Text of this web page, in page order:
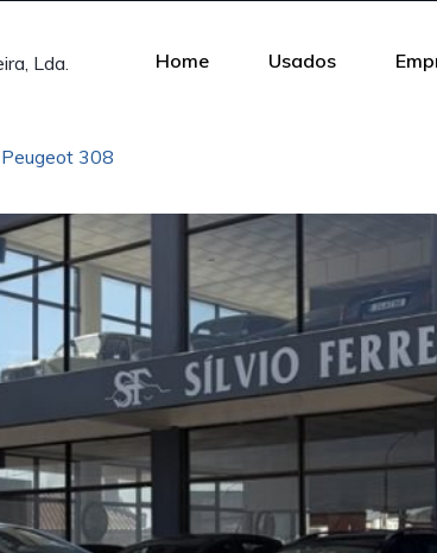
Home Usados
Peugeot 308